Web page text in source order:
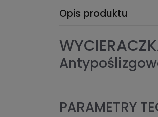
Opis produktu
PARAMETRY